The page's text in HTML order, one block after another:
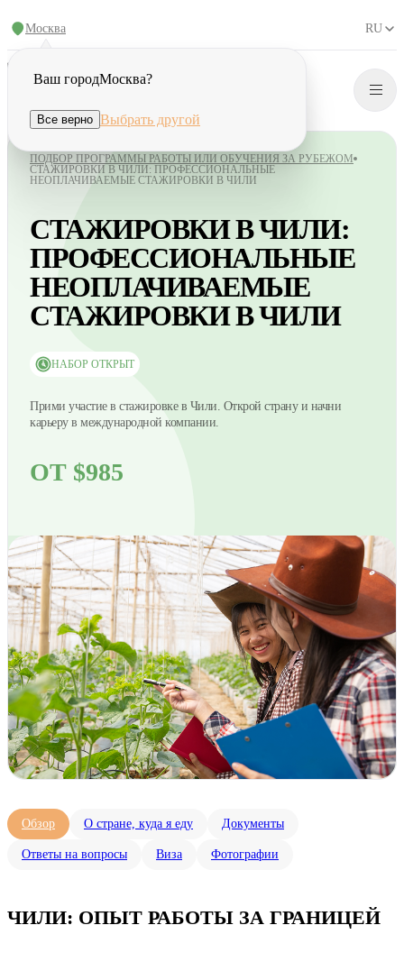
Москва
Ваш городМосква?
Все верно Выбрать другой
RU
ПОДБОР ПРОГРАММЫ РАБОТЫ ИЛИ ОБУЧЕНИЯ ЗА РУБЕЖОМ
СТАЖИРОВКИ В ЧИЛИ: ПРОФЕССИОНАЛЬНЫЕ
НЕОПЛАЧИВАЕМЫЕ СТАЖИРОВКИ В ЧИЛИ
СТАЖИРОВКИ В ЧИЛИ:
ПРОФЕССИОНАЛЬНЫЕ
НЕОПЛАЧИВАЕМЫЕ
СТАЖИРОВКИ В ЧИЛИ
НАБОР ОТКРЫТ
Прими участие в стажировке в Чили. Открой страну и начни
карьеру в международной компании.
ОТ $985
Обзор О стране, куда я еду Документы
Ответы на вопросы Виза Фотографии
ЧИЛИ: ОПЫТ РАБОТЫ ЗА ГРАНИЦЕЙ